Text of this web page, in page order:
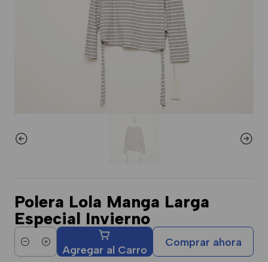
Polera Lola Manga Larga
Especial Invierno
Cantidad Agregar al Carro
Comprar ahora